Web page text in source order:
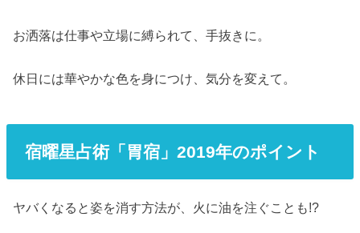
お洒落は仕事や立場に縛られて、手抜きに。
休日には華やかな色を身につけ、気分を変えて。
宿曜星占術「胃宿」2019年のポイント
ヤバくなると姿を消す方法が、火に油を注ぐことも!?